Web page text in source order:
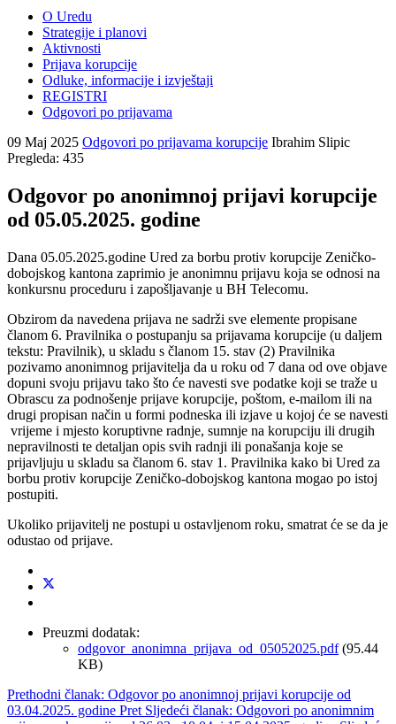
O Uredu
Strategije i planovi
Aktivnosti
Prijava korupcije
Odluke, informacije i izvještaji
REGISTRI
Odgovori po prijavama
09 Maj 2025 Odgovori po prijavama korupcije Ibrahim Slipic
Pregleda: 435
Odgovor po anonimnoj prijavi korupcije
od 05.05.2025. godine
Dana 05.05.2025.godine Ured za borbu protiv korupcije Zeničko-
dobojskog kantona zaprimio je anonimnu prijavu koja se odnosi na
konkursnu proceduru i zapošljavanje u BH Telecomu.
Obzirom da navedena prijava ne sadrži sve elemente propisane
članom 6. Pravilnika o postupanju sa prijavama korupcije (u daljem
tekstu: Pravilnik), u skladu s članom 15. stav (2) Pravilnika
pozivamo anonimnog prijavitelja da u roku od 7 dana od ove objave
dopuni svoju prijavu tako što će navesti sve podatke koji se traže u
Obrascu za podnošenje prijave korupcije, poštom, e-mailom ili na
drugi propisan način u formi podneska ili izjave u kojoj će se navesti
vrijeme i mjesto koruptivne radnje, sumnje na korupciju ili drugih
nepravilnosti te detaljan opis svih radnji ili ponašanja koje se
prijavljuju u skladu sa članom 6. stav 1. Pravilnika kako bi Ured za
borbu protiv korupcije Zeničko-dobojskog kantona mogao po istoj
postupiti.
Ukoliko prijavitelj ne postupi u ostavljenom roku, smatrat će se da je
odustao od prijave.
Preuzmi dodatak:
odgovor_anonimna_prijava_od_05052025.pdf(95.44
KB)
Prethodni članak: Odgovor po anonimnoj prijavi korupcije od
03.04.2025. godine Pret Sljedeći članak: Odgovori po anonimnim